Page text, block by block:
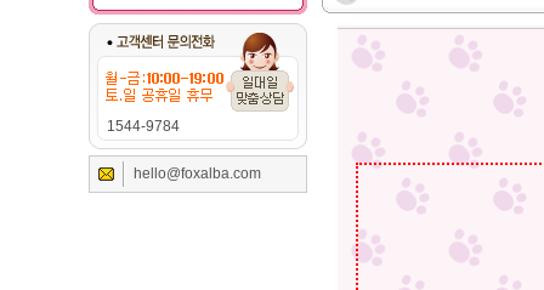
1544-9784
hello@foxalba.com